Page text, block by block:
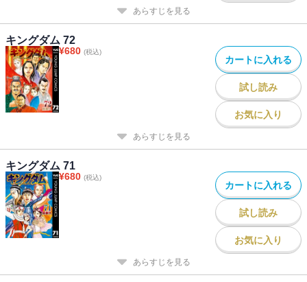
あらすじを見る
キングダム 72
¥680 (税込)
カートに入れる
試し読み
お気に入り
あらすじを見る
キングダム 71
¥680 (税込)
カートに入れる
試し読み
お気に入り
あらすじを見る